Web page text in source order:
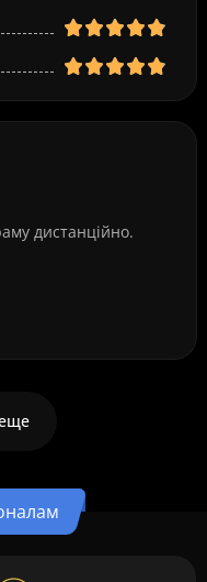
дистанційно.